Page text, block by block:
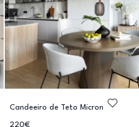
Candeeiro de Teto Micron
220€